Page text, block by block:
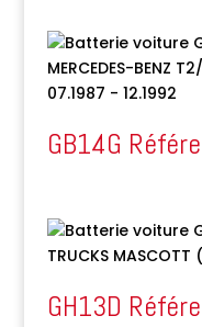
GB14G
GH13D